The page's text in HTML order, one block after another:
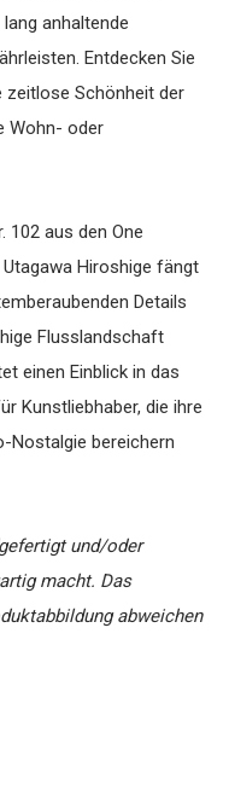
anhaltende
Entdecken Sie
zeitlose Schönheit der
Wohn- oder
102 aus den One
Hiroshige fängt
Details
Flusslandschaft
einen Einblick in das
Kunstliebhaber, die ihre
Nostalgie bereichern
und/oder
macht. Das
abweichen